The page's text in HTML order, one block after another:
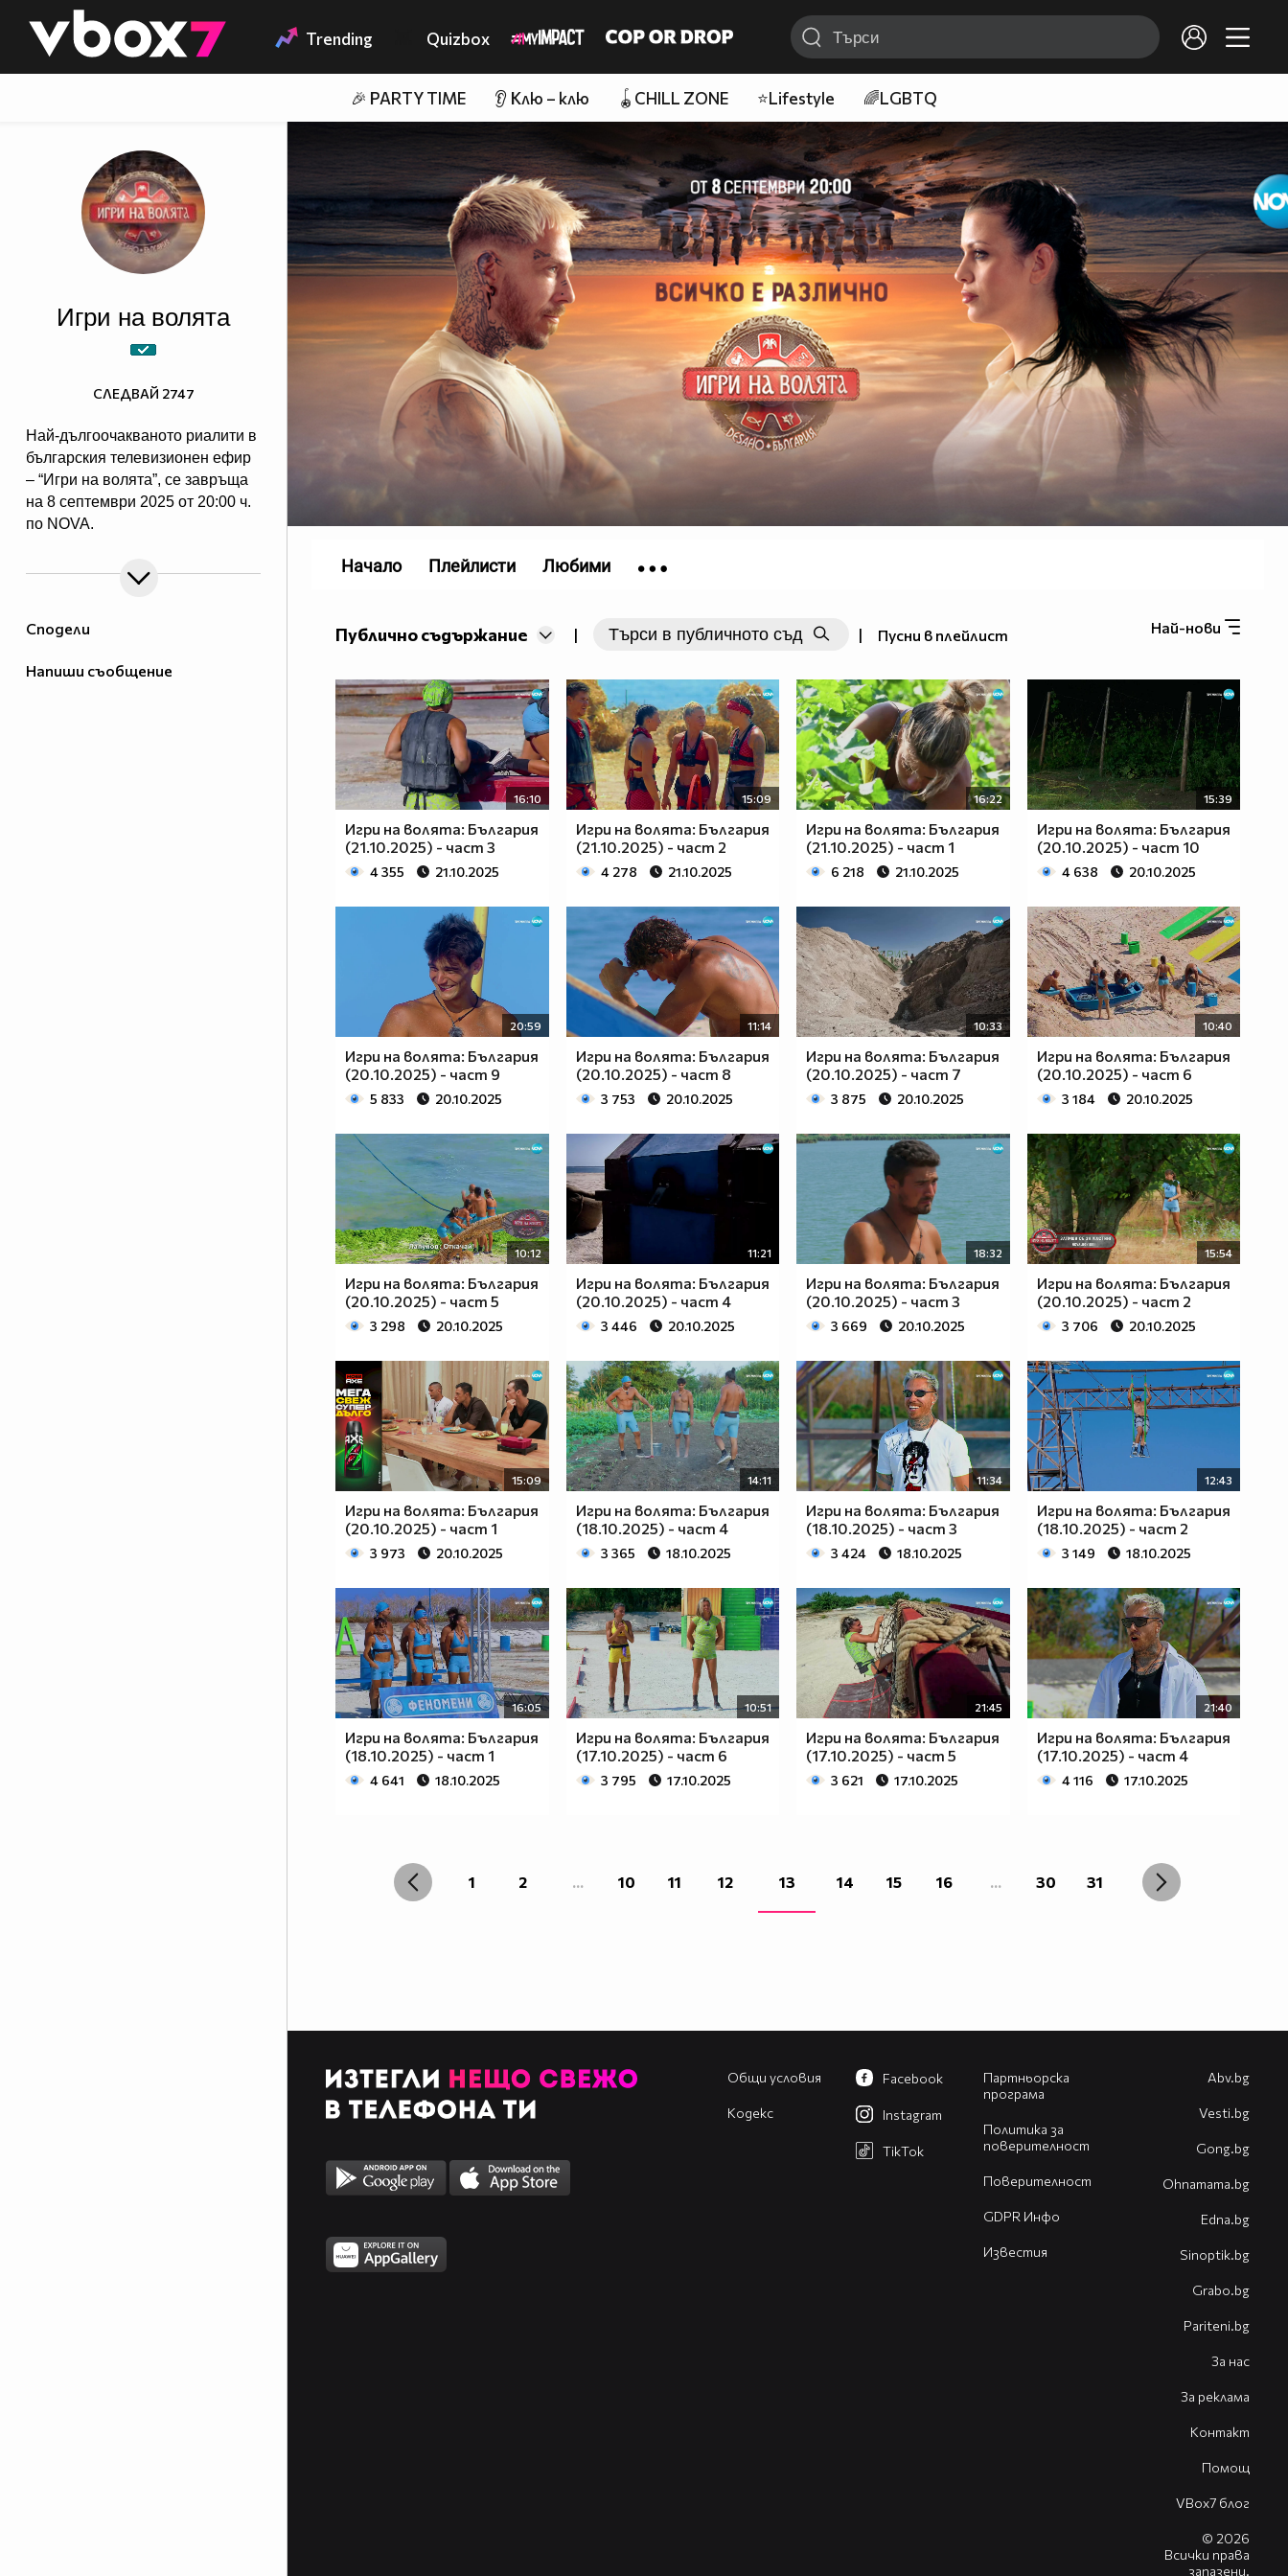
👾 Trending Quizbox
🎉 PARTY TIME 👂 Клю – клю 🪀CHILL ZONE ⭐Lifestyle 🌈LGBTQ
Сподели
Напиши съобщение
Игри на волята
Най-дългоочакваното риалити в
българския телевизионен ефир
– “Игри на волята”, се завръща
на 8 септември 2025 от 20:00 ч.
по NOVA.
СЛЕДВАЙ 2747
Най-нови
Публично съдържание | | Пусни в плейлист
16:10
Игри на волята: България
(21.10.2025) - част 3
4 355 21.10.2025
15:09
Игри на волята: България
(21.10.2025) - част 2
4 278 21.10.2025
16:22
Игри на волята: България
(21.10.2025) - част 1
6 218 21.10.2025
15:39
Игри на волята: България
(20.10.2025) - част 10
4 638 20.10.2025
20:59
Игри на волята: България
(20.10.2025) - част 9
5 833 20.10.2025
11:14
Игри на волята: България
(20.10.2025) - част 8
3 753 20.10.2025
10:33
Игри на волята: България
(20.10.2025) - част 7
3 875 20.10.2025
10:40
Игри на волята: България
(20.10.2025) - част 6
3 184 20.10.2025
10:12
Игри на волята: България
(20.10.2025) - част 5
3 298 20.10.2025
11:21
Игри на волята: България
(20.10.2025) - част 4
3 446 20.10.2025
18:32
Игри на волята: България
(20.10.2025) - част 3
3 669 20.10.2025
15:54
Игри на волята: България
(20.10.2025) - част 2
3 706 20.10.2025
15:09
Игри на волята: България
(20.10.2025) - част 1
3 973 20.10.2025
14:11
Игри на волята: България
(18.10.2025) - част 4
3 365 18.10.2025
11:34
Игри на волята: България
(18.10.2025) - част 3
3 424 18.10.2025
12:43
Игри на волята: България
(18.10.2025) - част 2
3 149 18.10.2025
16:05
Игри на волята: България
(18.10.2025) - част 1
4 641 18.10.2025
10:51
Игри на волята: България
(17.10.2025) - част 6
3 795 17.10.2025
21:45
Игри на волята: България
(17.10.2025) - част 5
3 621 17.10.2025
21:40
Игри на волята: България
(17.10.2025) - част 4
4 116 17.10.2025
1 2 ... 10 11 12 13 14 15 16 ... 30 31
Начало Плейлисти Любими
Общи условия
Кодекс
Партньорска
програма
Политика за
поверителност
Поверителност
GDPR Инфо
Известия
Facebook
Instagram
TikTok
Abv.bg
Vesti.bg
Gong.bg
Оhnamama.bg
Edna.bg
Sinoptik.bg
Grabo.bg
Pariteni.bg
За нас
За реклама
Контакт
Помощ
VBox7 блог
© 2026
Всички права
запазени.